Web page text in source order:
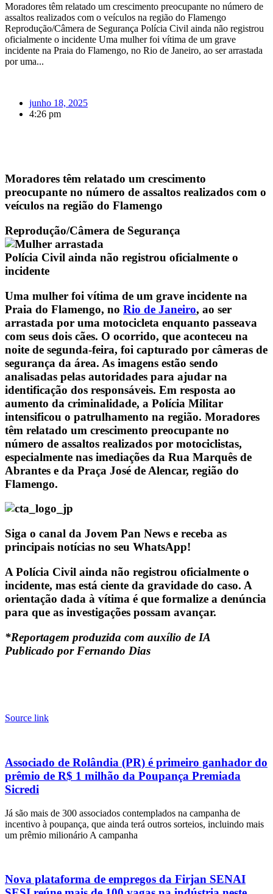
Moradores têm relatado um crescimento preocupante no número de
assaltos realizados com o veículos na região do Flamengo
Reprodução/Câmera de Segurança Polícia Civil ainda não registrou
oficialmente o incidente Uma mulher foi vítima de um grave
incidente na Praia do Flamengo, no Rio de Janeiro, ao ser arrastada
por uma...
junho 18, 2025
4:26 pm
Moradores têm relatado um crescimento
preocupante no número de assaltos realizados com o
veículos na região do Flamengo
Reprodução/Câmera de Segurança
Polícia Civil ainda não registrou oficialmente o
incidente
Uma mulher foi vítima de um grave incidente na
Praia do Flamengo, no Rio de Janeiro, ao ser
arrastada por uma motocicleta enquanto passeava
com seus dois cães. O ocorrido, que aconteceu na
noite de segunda-feira, foi capturado por câmeras de
segurança da área. As imagens estão sendo
analisadas pelas autoridades para ajudar na
identificação dos responsáveis. Em resposta ao
aumento da criminalidade, a Polícia Militar
intensificou o patrulhamento na região. Moradores
têm relatado um crescimento preocupante no
número de assaltos realizados por motociclistas,
especialmente nas imediações da Rua Marquês de
Abrantes e da Praça José de Alencar, região do
Flamengo.
Siga o canal da Jovem Pan News e receba as
principais notícias no seu WhatsApp!
A Polícia Civil ainda não registrou oficialmente o
incidente, mas está ciente da gravidade do caso. A
orientação dada à vítima é que formalize a denúncia
para que as investigações possam avançar.
*Reportagem produzida com auxílio de IA
Publicado por Fernando Dias
Source link
Associado de Rolândia (PR) é primeiro ganhador do
prêmio de R$ 1 milhão da Poupança Premiada
Sicredi
Já são mais de 300 associados contemplados na campanha de
incentivo à poupança, que ainda terá outros sorteios, incluindo mais
um prêmio milionário A campanha
Nova plataforma de empregos da Firjan SENAI